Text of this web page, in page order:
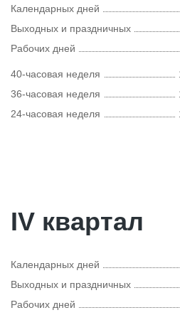
Календарных дней
Выходных и праздничных
Рабочих дней
40-часовая неделя
36-часовая неделя
24-часовая неделя
IV квартал
Календарных дней
Выходных и праздничных
Рабочих дней